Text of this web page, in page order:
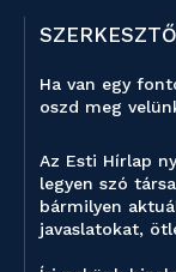
Ha van egy
oszd meg
Az Esti Hírlap
legyen szó
bármilyen
javaslatokat,